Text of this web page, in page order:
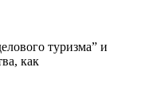
туризма” и
как